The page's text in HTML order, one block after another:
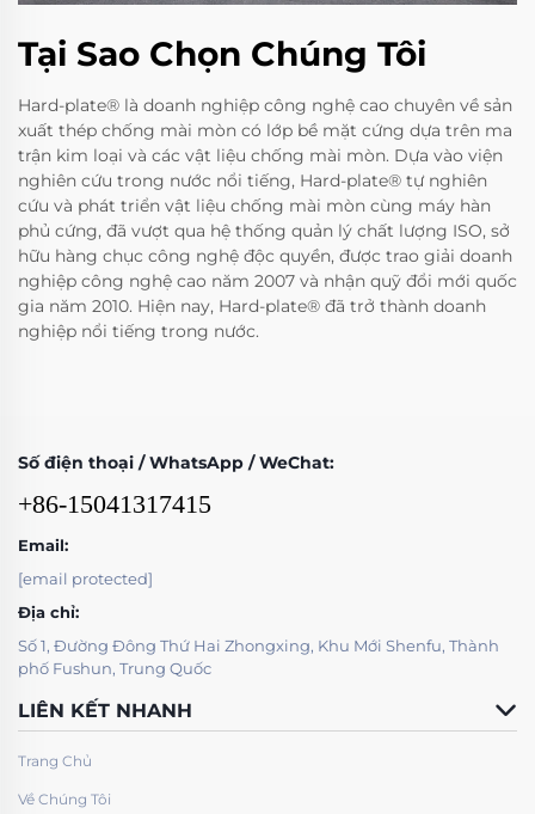
Tại Sao Chọn Chúng Tôi
Hard-plate® là doanh nghiệp công nghệ cao chuyên về sản
xuất thép chống mài mòn có lớp bề mặt cứng dựa trên ma
trận kim loại và các vật liệu chống mài mòn. Dựa vào viện
nghiên cứu trong nước nổi tiếng, Hard-plate® tự nghiên
cứu và phát triển vật liệu chống mài mòn cùng máy hàn
phủ cứng, đã vượt qua hệ thống quản lý chất lượng ISO, sở
hữu hàng chục công nghệ độc quyền, được trao giải doanh
nghiệp công nghệ cao năm 2007 và nhận quỹ đổi mới quốc
gia năm 2010. Hiện nay, Hard-plate® đã trở thành doanh
nghiệp nổi tiếng trong nước.
Số điện thoại / WhatsApp / WeChat:
+86-15041317415
Email:
[email protected]
Địa chỉ:
Số 1, Đường Đông Thứ Hai Zhongxing, Khu Mới Shenfu, Thành
phố Fushun, Trung Quốc
LIÊN KẾT NHANH
Trang Chủ
Về Chúng Tôi